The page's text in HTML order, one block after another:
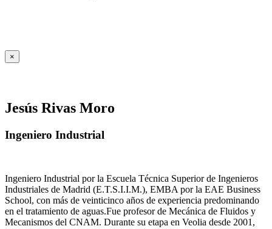
×
Jesús Rivas Moro
Ingeniero Industrial
Ingeniero Industrial por la Escuela Técnica Superior de Ingenieros
Industriales de Madrid (E.T.S.I.I.M.), EMBA por la EAE Business
School, con más de veinticinco años de experiencia predominando
en el tratamiento de aguas.Fue profesor de Mecánica de Fluidos y
Mecanismos del CNAM. Durante su etapa en Veolia desde 2001,